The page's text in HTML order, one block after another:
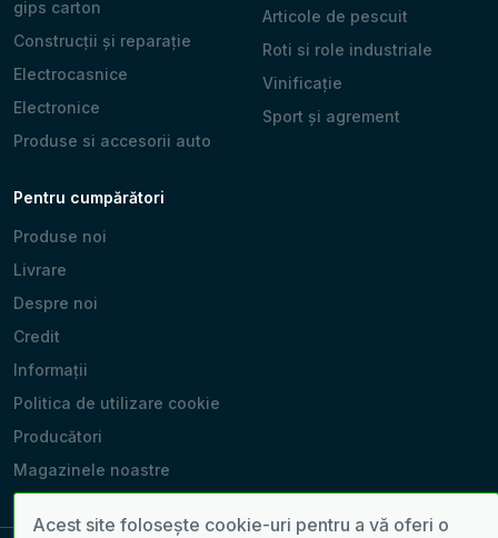
gips carton
Construcții și reparație
Electrocasnice
Electronice
Produse si accesorii auto
Articole de pescuit
Roti si role industriale
Vinificație
Sport și agrement
Pentru cumpărători
Produse noi
Livrare
Despre noi
Credit
Informații
Politica de utilizare cookie
Producători
Magazinele noastre
Acest site folosește cookie-uri pentru a vă oferi o